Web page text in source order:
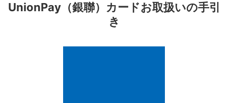
UnionPay（銀聯）カードお取扱いの手引
き